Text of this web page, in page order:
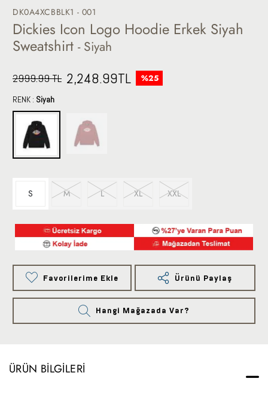
DK0A4XCBBLK1 - 001
Dickies Icon Logo Hoodie Erkek Siyah
Sweatshirt - Siyah
2999.99 TL 2,248.99TL %25
RENK : Siyah
S M L XL XXL
Favorilerime Ekle Ürünü Paylaş
Hangi Mağazada Var?
ÜRÜN BILGILERI